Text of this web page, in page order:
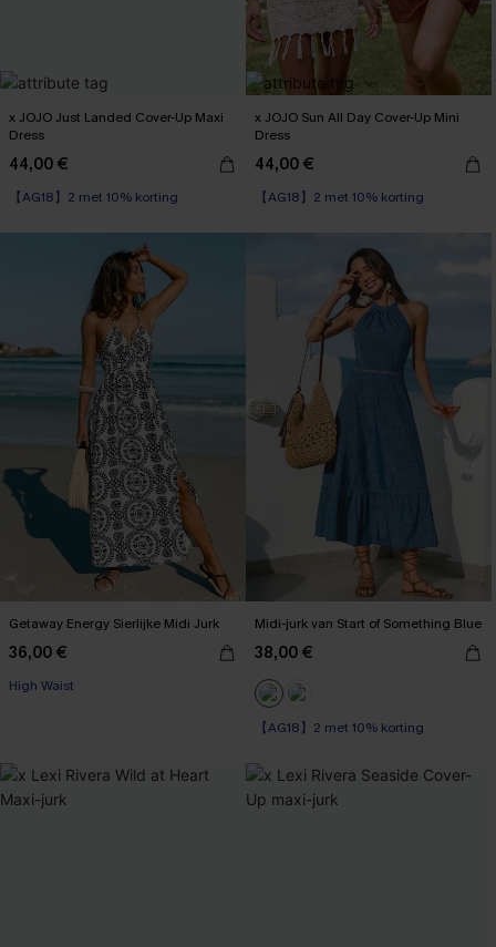
x JOJO Just Landed Cover-Up Maxi
Dress
44,00 €
【AG18】2 met 10% korting
x JOJO Sun All Day Cover-Up Mini
Dress
44,00 €
【AG18】2 met 10% korting
Getaway Energy Sierlijke Midi Jurk
36,00 €
【AG18】2 met 10% korting
High Waist
【AG18】2 met 10% korting
Midi-jurk van Start of Something Blue
38,00 €
【AG18】2 met 10% korting